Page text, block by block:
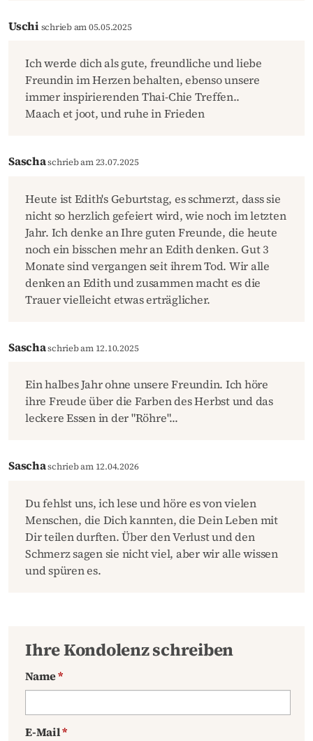
Uschi schrieb am 05.05.2025
Ich werde dich als gute, freundliche und liebe
Freundin im Herzen behalten, ebenso unsere
immer inspirierenden Thai-Chie Treffen..
Maach et joot, und ruhe in Frieden
Saschaschrieb am 23.07.2025
Heute ist Edith's Geburtstag, es schmerzt, dass sie
nicht so herzlich gefeiert wird, wie noch im letzten
Jahr. Ich denke an Ihre guten Freunde, die heute
noch ein bisschen mehr an Edith denken. Gut 3
Monate sind vergangen seit ihrem Tod. Wir alle
denken an Edith und zusammen macht es die
Trauer vielleicht etwas erträglicher.
Saschaschrieb am 12.10.2025
Ein halbes Jahr ohne unsere Freundin. Ich höre
ihre Freude über die Farben des Herbst und das
leckere Essen in der "Röhre"...
Saschaschrieb am 12.04.2026
Du fehlst uns, ich lese und höre es von vielen
Menschen, die Dich kannten, die Dein Leben mit
Dir teilen durften. Über den Verlust und den
Schmerz sagen sie nicht viel, aber wir alle wissen
und spüren es.
Ihre Kondolenz schreiben
Name*
E-Mail*